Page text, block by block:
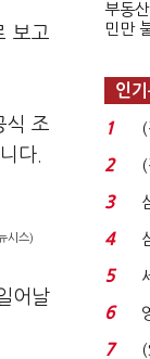
보고
식 조
다.
시스)
어날
부동
민만
인
1
2
3
4
5
6
7